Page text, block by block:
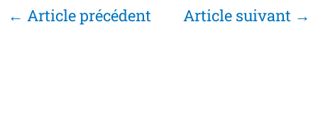
← Article précédent Article suivant →